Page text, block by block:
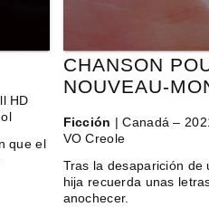
HD
que el
CHANSON
NOUVEAU-
Ficción | Canadá –
VO Creole
Tras la desaparición de
hija recuerda unas
anochecer.